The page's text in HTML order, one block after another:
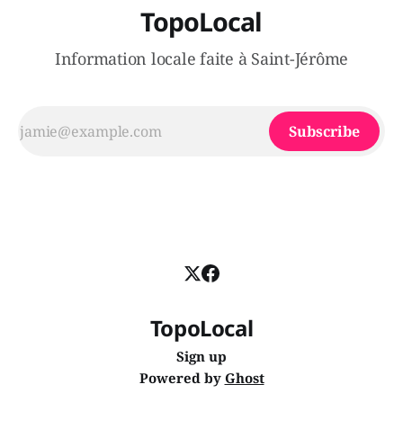
TopoLocal
Information locale faite à Saint-Jérôme
Subscribe
TopoLocal
Sign up
Powered by Ghost